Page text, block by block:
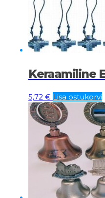
Keraamiline
5,72 € Lisa ostukorvi